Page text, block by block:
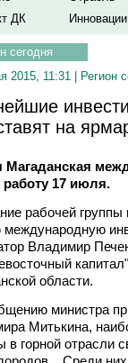
ДК
Инновации
сегодня
2015, 11:31 | Регион
на
Магаданская
работу 17 июля.
рабочей группы
международную
Владимир
области.
министра
Митькина,
в горной отрасли